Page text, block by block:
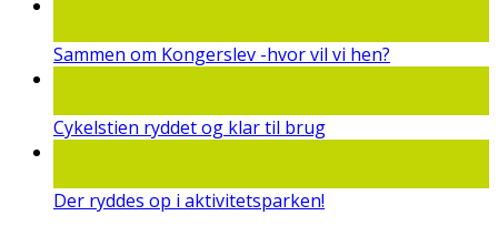
Sammen om Kongerslev -hvor vil vi hen?
Cykelstien ryddet og klar til brug
Der ryddes op i aktivitetsparken!